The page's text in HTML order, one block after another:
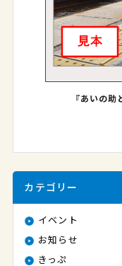
『あいの助
カテゴリー
イベント
お知らせ
きっぷ